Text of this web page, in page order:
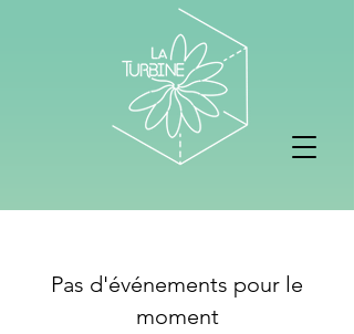
Pas d'événements pour le
moment